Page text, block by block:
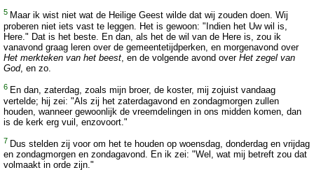
5 Maar ik wist niet wat de Heilige Geest wilde dat wij zouden doen. Wij
proberen niet iets vast te leggen. Het is gewoon: "Indien het Uw wil is,
Here." Dat is het beste. En dan, als het de wil van de Here is, zou ik
vanavond graag leren over de gemeentetijdperken, en morgenavond over
Het merkteken van het beest , en de volgende avond over Het zegel van
God, en zo.
6 En dan, zaterdag, zoals mijn broer, de koster, mij zojuist vandaag
vertelde; hij zei: "Als zij het zaterdagavond en zondagmorgen zullen
houden, wanneer gewoonlijk de vreemdelingen in ons midden komen, dan
is de kerk erg vuil, enzovoort."
7 Dus stelden zij voor om het te houden op woensdag, donderdag en vrijdag
en zondagmorgen en zondagavond. En ik zei: "Wel, wat mij betreft zou dat
volmaakt in orde zijn."